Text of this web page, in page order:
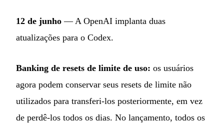
12 de junho — A OpenAI implanta duas
atualizações para o Codex.
Banking de resets de limite de uso: os usuários
agora podem conservar seus resets de limite não
utilizados para transferi-los posteriormente, em vez
de perdê-los todos os dias. No lançamento, todos os